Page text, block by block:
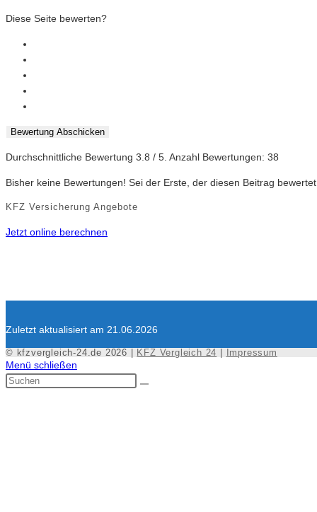
Diese Seite bewerten?
Bewertung Abschicken
Durchschnittliche Bewertung 3.8 / 5. Anzahl Bewertungen: 38
Bisher keine Bewertungen! Sei der Erste, der diesen Beitrag
KFZ Versicherung Angebote
Jetzt online berechnen
Zuletzt aktualisiert am 21.06.2026
© kfzvergleich-24.de 2026 | KFZ Vergleich 24 | Impressum
Menü schließen